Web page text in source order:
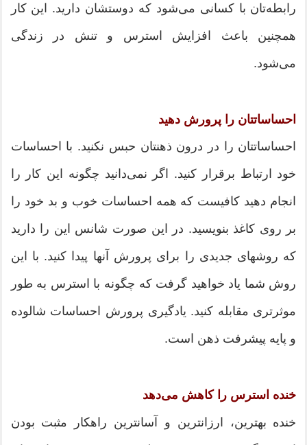
رابطه‌تان با کسانی می‌شود که دوستشان دارید. این کار
همچنین باعث افزایش استرس و تنش در زندگی
می‌شود.
احساساتتان را پرورش دهید
احساساتتان را در درون ذهنتان حبس نکنید. با احساسات
خود ارتباط برقرار کنید. اگر نمی‌دانید چگونه این کار را
انجام دهید کافیست که همه احساسات خوب و بد خود را
بر روی کاغذ بنویسید. در این صورت شانس این را دارید
که روشهای جدیدی را برای پرورش آنها پیدا کنید. با این
روش شما یاد خواهید گرفت که چگونه با استرس به طور
موثرتری مقابله کنید. یادگیری پرورش احساسات شالوده
و پایه پیشرفت ذهن است.
خنده استرس را کاهش می‌دهد
خنده بهترین، ارزانترین و آسانترین راهکار مثبت بودن